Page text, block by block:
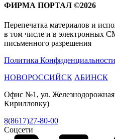
ФИРМА ПОРТАЛ ©2026
Перепечатка материалов и
в том числе и в электронных
письменного разрешения
Политика Конфиденциальности
НОВОРОССИЙСК АБИНСК
Офис №1, ул. Железнодорожная
Кирилловку)
8(8617)27-80-00
Соцсети